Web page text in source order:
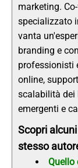
marketing.
specializzato
vanta
branding e
professionisti
online,
scalabilità dei
emergenti e
Scopri
stesso
Quello